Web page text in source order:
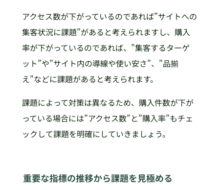
アクセス数が下がっているのであれば”サイトへの
集客状況に課題”があると考えられますし、購入
率が下がっているのであれば、”集客するターゲ
ット”や”サイト内の導線や使い安さ”、”品揃
え”などに課題があると考えられます。
課題によって対策は異なるため、購入件数が下が
っている場合には”アクセス数”と”購入率”もチェ
ックして課題を明確にしていきましょう。
重要な指標の推移から課題を見極める